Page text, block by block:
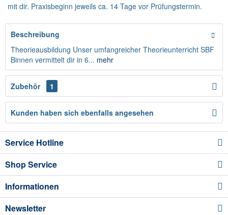
mit dir. Praxisbeginn jeweils ca. 14 Tage vor Prüfungstermin.
Beschreibung
Theorieausbildung Unser umfangreicher Theorieunterricht SBF
Binnen vermittelt dir in 6... mehr
Zubehör 1
Kunden haben sich ebenfalls angesehen
Service Hotline
Shop Service
Informationen
Newsletter